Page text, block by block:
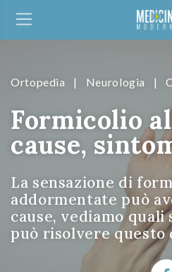
Ortopedia | Neurologia |
Formicolio
cause,
La sensazione di
addormentate può
cause, vediamo quali
può risolvere questo